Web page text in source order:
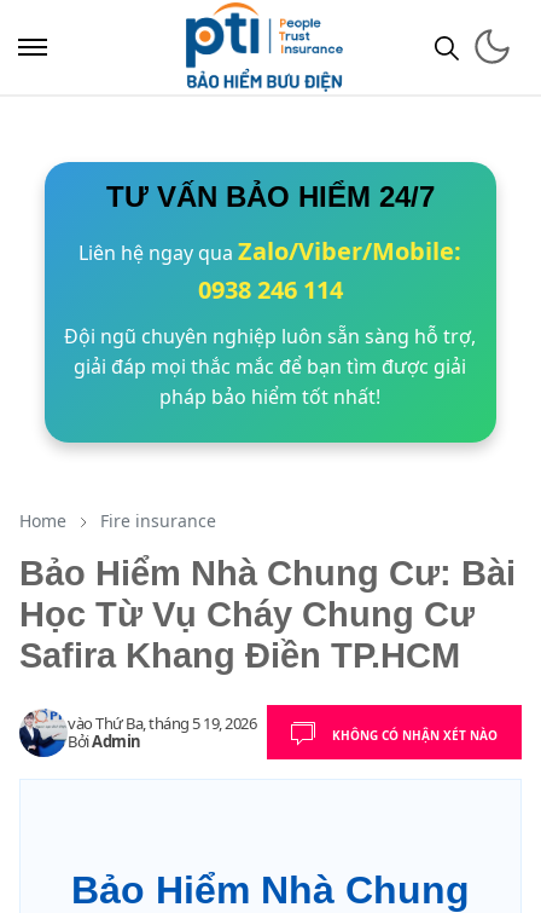
TƯ VẤN BẢO HIỂM 24/7
Liên hệ ngay quaZalo/Viber/Mobile:
0938 246 114
Đội ngũ chuyên nghiệp luôn sẵn sàng hỗ trợ,
giải đáp mọi thắc mắc để bạn tìm được giải
pháp bảo hiểm tốt nhất!
Home Fire insurance
Bảo Hiểm Nhà Chung Cư: Bài
Học Từ Vụ Cháy Chung Cư
Safira Khang Điền TP.HCM
vàoThứ Ba, tháng 5 19, 2026
BởiAdmin KHÔNG CÓ NHẬN XÉT NÀO
Bảo Hiểm Nhà Chung